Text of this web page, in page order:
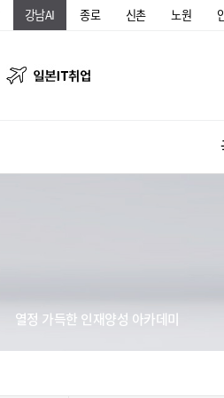
강남AI 종로 신촌 노원
열정 가득한 인재양성 아카데미